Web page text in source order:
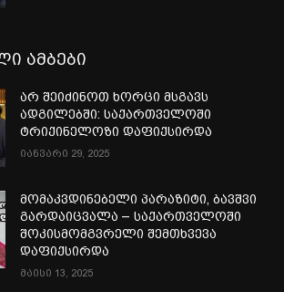
ამბები
არ შეიძინოთ ხორცი მსგავს
ადგილებში: საქართველოში
ტრიქინელოზი დაფიქსირდა
იანვარი 29, 2025
მომაკვდინებელი პარაზიტი, ბავშვი
გარდაიცვალა – საქართველოში
შოკისმომგვრელი შემთხვევა
დაფიქსირდა
მაისი 13, 2025